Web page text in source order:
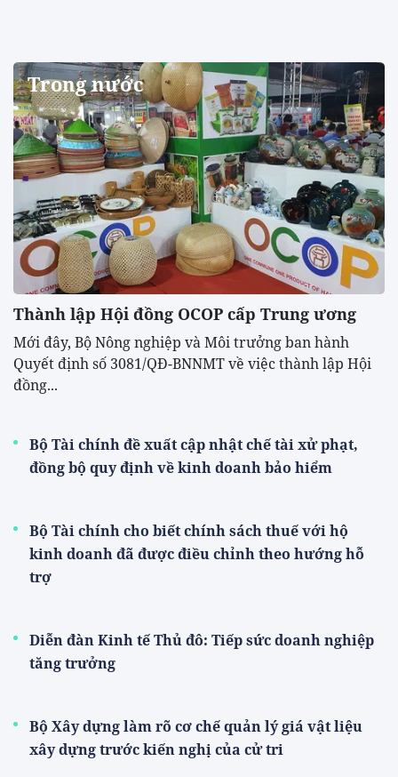
Trong nước
Thành lập Hội đồng OCOP cấp Trung ương
Mới đây, Bộ Nông nghiệp và Môi trưởng ban hành
Quyết định số 3081/QĐ-BNNMT về việc thành lập Hội
đồng...
Bộ Tài chính đề xuất cập nhật chế tài xử phạt,
đồng bộ quy định về kinh doanh bảo hiểm
Bộ Tài chính cho biết chính sách thuế với hộ
kinh doanh đã được điều chỉnh theo hướng hỗ
trợ
Diễn đàn Kinh tế Thủ đô: Tiếp sức doanh nghiệp
tăng trưởng
Bộ Xây dựng làm rõ cơ chế quản lý giá vật liệu
xây dựng trước kiến nghị của cử tri